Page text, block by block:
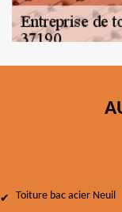
Toiture bac acier Neuil